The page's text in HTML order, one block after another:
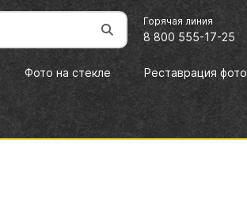
Горячая линия
8 800 555-17-25
Фото на стекле Реставрация фото